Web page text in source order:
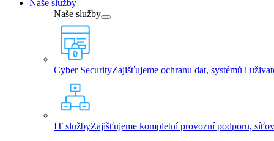
Naše služby
Naše služby
Cyber SecurityZajišťujeme ochranu dat, systémů i
IT službyZajišťujeme kompletní provozní podporu,